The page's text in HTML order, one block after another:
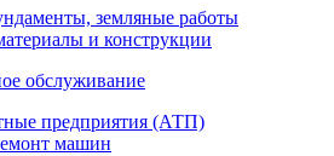
земляные работы
и конструкции
обслуживание
предприятия (АТП)
машин